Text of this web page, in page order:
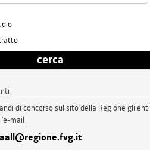
cerca
di concorso sul sito della Regione gli enti
mail